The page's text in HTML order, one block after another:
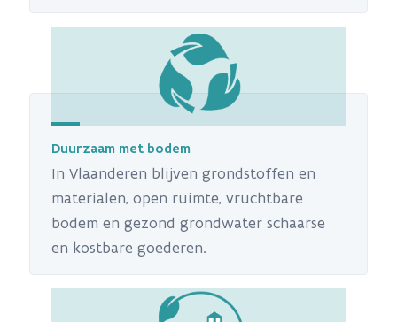
Duurzaam met bodem
In Vlaanderen blijven grondstoffen en
materialen, open ruimte, vruchtbare
bodem en gezond grondwater schaarse
en kostbare goederen.